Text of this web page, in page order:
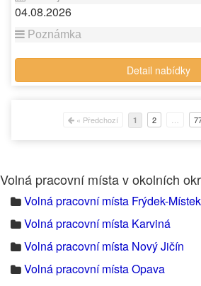
04.08.2026
Detail nabídky
« Předchozí 1 2
Volná pracovní místa v okolních
Volná pracovní místa Frýdek-Místek
Volná pracovní místa Karviná
Volná pracovní místa Nový Jičín
Volná pracovní místa Opava